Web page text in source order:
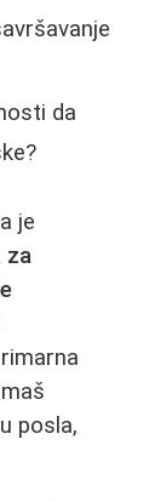
da
je
za
posla,